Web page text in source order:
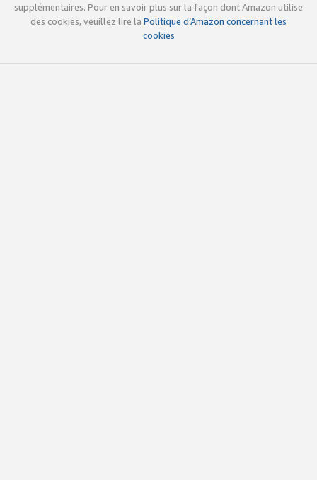
supplémentaires. Pour en savoir plus sur la façon dont Amazon utilise
des cookies, veuillez lire la Politique d’Amazon concernant les
cookies